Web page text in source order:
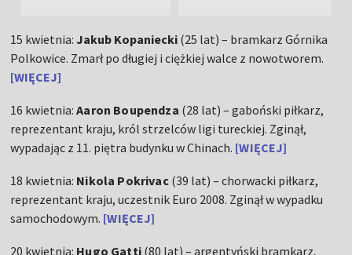
15 kwietnia: Jakub Kopaniecki (25 lat) – bramkarz Górnika
Polkowice. Zmarł po długiej i ciężkiej walce z nowotworem.
[WIĘCEJ]
16 kwietnia:Aaron Boupendza (28 lat) – gaboński piłkarz,
reprezentant kraju, król strzelców ligi tureckiej. Zginął,
wypadając z 11. piętra budynku w Chinach. [WIĘCEJ]
18 kwietnia: Nikola Pokrivac (39 lat) – chorwacki piłkarz,
reprezentant kraju, uczestnik Euro 2008. Zginął w wypadku
samochodowym. [WIĘCEJ]
20 kwietnia: Hugo Gatti (80 lat) – argentyński bramkarz,